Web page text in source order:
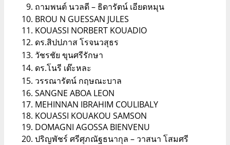
ถามพนต์ นวลดี – ธิดารัตน์ เอียดหมุน
BROU N GUESSAN JULES
KOUASSI NORBERT KOUADIO
ดร.สิปปภาส โรจนวสุธร
วัชรชัย ขุนศรีรักษา
ดร.โนรี เต๊ะหละ
วรรณารัตน์ กฤษณะบาล
SANGNE ABOA LEON
MEHINNAN IBRAHIM COULIBALY
KOUASSI KOUAKOU SAMSON
DOMAGNI AGOSSA BIENVENU
ปริญพัชร์ ศรีศุภณัฐธนากุล – วาสนา โสมศรี